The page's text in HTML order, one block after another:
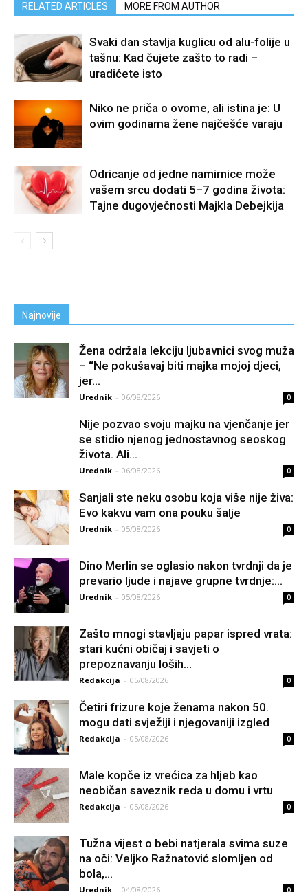
RELATED ARTICLES MORE FROM AUTHOR
Svaki dan stavlja kuglicu od alu-folije u
tašnu: Kad čujete zašto to radi –
uradićete isto
Niko ne priča o ovome, ali istina je: U
ovim godinama žene najčešće varaju
Odricanje od jedne namirnice može
vašem srcu dodati 5–7 godina života:
Tajne dugovječnosti Majkla Debejkija
Najnovije
Žena održala lekciju ljubavnici svog muža
– “Ne pokušavaj biti majka mojoj djeci,
jer...
Urednik - 06/08/2026 0
Nije pozvao svoju majku na vjenčanje jer
se stidio njenog jednostavnog seoskog
života. Ali...
Urednik - 06/08/2026 0
Sanjali ste neku osobu koja više nije živa:
Evo kakvu vam ona pouku šalje
Urednik - 05/08/2026 0
Dino Merlin se oglasio nakon tvrdnji da je
prevario ljude i najave grupne tvrdnje:...
Urednik - 05/08/2026 0
Zašto mnogi stavljaju papar ispred vrata:
stari kućni običaj i savjeti o
prepoznavanju loših...
Redakcija - 05/08/2026 0
Četiri frizure koje ženama nakon 50.
mogu dati svježiji i njegovaniji izgled
Redakcija - 05/08/2026 0
Male kopče iz vrećica za hljeb kao
neobičan saveznik reda u domu i vrtu
Redakcija - 05/08/2026 0
Tužna vijest o bebi natjerala svima suze
na oči: Veljko Ražnatović slomljen od
boIa,...
Urednik - 04/08/2026